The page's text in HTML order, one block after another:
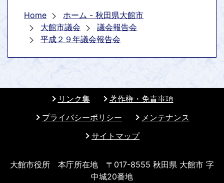
Home
ホーム - 秋田県大館市
大館市議会
議会報告会
平成２９年議会報告会
リンク集
著作権・免責事項
プライバシーポリシー
メンテナンス
サイトマップ
大館市役所 本庁所在地 〒017-8555 秋田県 大館市 字
中城20番地